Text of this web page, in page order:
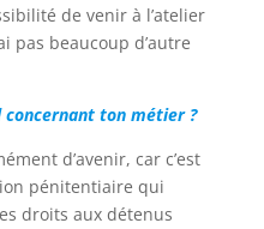
de venir à l’atelier
pas beaucoup d’autre
ton métier ?
d’avenir, car c’est
pénitentiaire qui
droits aux détenus